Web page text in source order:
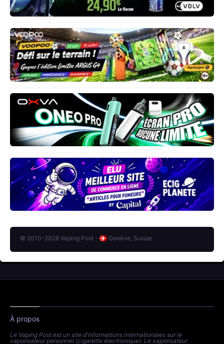
© 2010-2026 Vaping Post - Genève, Suisse
À propos
Le Vaping Post est un site d'informations internationales sur le
vaporisateur personnel (cigarette électronique). Le vaporisateur